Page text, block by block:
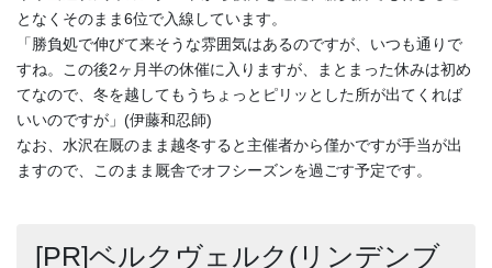
となくそのまま6位で入線しています。
「勝負処で伸びて来そうな雰囲気はあるのですが、いつも通りで
すね。この後2ヶ月半の休催に入りますが、まとまった休みは初め
てなので、冬を越してもうちょっとピリッとした所が出てくれば
いいのですが」(伊藤和忍師)
なお、水沢在厩のまま越冬すると主催者から僅かですが手当が出
ますので、このまま厩舎でオフシーズンを過ごす予定です。
[PR]ベルクヴェルク(リンデンブ